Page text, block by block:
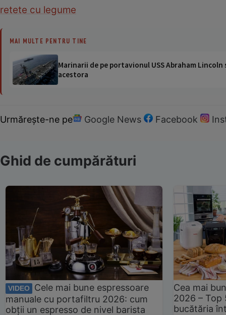
retete cu legume
MAI MULTE PENTRU TINE
Marinarii de pe portavionul USS Abraham
acestora
Urmărește-ne pe Google News Facebook
Ghid de cumpărături
VIDEO
Cele mai bune espressoare
manuale cu portafiltru 2026: cum
obții un espresso de nivel barista
Cea mai
2026 –
bucătăria